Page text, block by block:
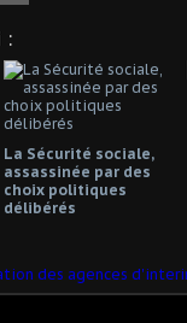
:
La Sécurité sociale,
assassinée par des
choix politiques
délibérés